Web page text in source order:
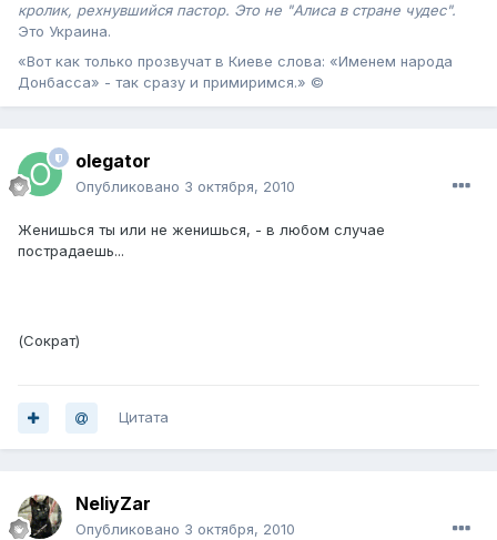
кролик, рехнувшийся пастор. Это не "Алиса в стране чудес".
Это Украина .
«Вот как только прозвучат в Киеве слова: «Именем народа
Донбасса» - так сразу и примиримся.» ©
olegator
Опубликовано 3 октября, 2010
Женишься ты или не женишься, - в любом случае
пострадаешь...
(Сократ)
Цитата
NeliyZar
Опубликовано 3 октября, 2010